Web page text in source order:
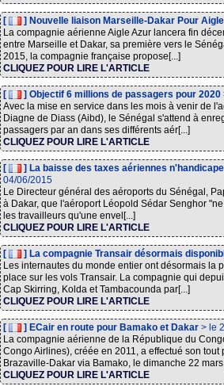
[ ] Nouvelle liaison Marseille-Dakar Pour
La compagnie aérienne Aigle Azur lancera fin
entre Marseille et Dakar, sa première vers le
2015, la compagnie française propose[...]
CLIQUEZ POUR LIRE L'ARTICLE
[ ] Objectif 6 millions de passagers pour 2020
Avec la mise en service dans les mois à venir de
Diagne de Diass (Aibd), le Sénégal s'attend à
passagers par an dans ses différents aér[...]
CLIQUEZ POUR LIRE L'ARTICLE
[ ] La baisse des taxes aériennes
04/06/2015
Le Directeur général des aéroports du Sénégal,
à Dakar, que l'aéroport Léopold Sédar Senghor
les travailleurs qu'une envel[...]
CLIQUEZ POUR LIRE L'ARTICLE
[ ] La compagnie Transair désormais
Les internautes du monde entier ont désormais la
place sur les vols Transair. La compagnie qui
Cap Skirring, Kolda et Tambacounda par[...]
CLIQUEZ POUR LIRE L'ARTICLE
[ ] ECair en route pour Bamako et Dakar > le
La compagnie aérienne de la République du
Congo Airlines), créée en 2011, a effectué son tout
Brazaville-Dakar via Bamako, le dimanche 22 mars
CLIQUEZ POUR LIRE L'ARTICLE